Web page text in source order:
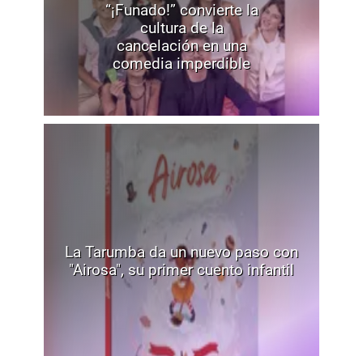
“¡Funado!” convierte la
cultura de la
cancelación en una
comedia imperdible
La Tarumba da un nuevo paso con
"Airosa", su primer cuento infantil